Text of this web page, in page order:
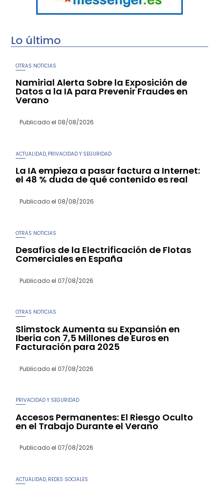
Lo último
OTRAS NOTICIAS
Namirial Alerta Sobre la Exposición de
Datos a la IA para Prevenir Fraudes en
Verano
Publicado el 08/08/2026
ACTUALIDAD PRIVACIDAD Y SEGURIDAD
La IA empieza a pasar factura a Internet:
el 48 % duda de qué contenido es real
Publicado el 08/08/2026
OTRAS NOTICIAS
Desafíos de la Electrificación de Flotas
Comerciales en España
Publicado el 07/08/2026
OTRAS NOTICIAS
Slimstock Aumenta su Expansión en
Iberia con 7,5 Millones de Euros en
Facturación para 2025
Publicado el 07/08/2026
PRIVACIDAD Y SEGURIDAD
Accesos Permanentes: El Riesgo Oculto
en el Trabajo Durante el Verano
Publicado el 07/08/2026
ACTUALIDAD REDES SOCIALES